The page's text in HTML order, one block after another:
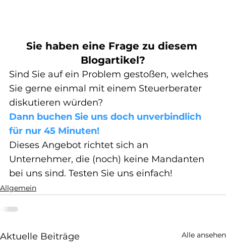
Sie haben eine Frage zu diesem
Blogartikel?
Sind Sie auf ein Problem gestoßen, welches
Sie gerne einmal mit einem Steuerberater
diskutieren würden?
Dann buchen Sie uns doch unverbindlich
für nur 45 Minuten!
Dieses Angebot richtet sich an
Unternehmer, die (noch) keine Mandanten
bei uns sind. Testen Sie uns einfach!
Allgemein
Aktuelle Beiträge Alle ansehen